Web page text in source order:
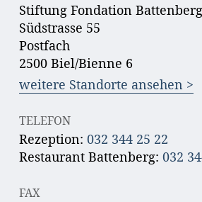
Stiftung Fondation Battenberg
Südstrasse 55
Postfach
2500 Biel/Bienne 6
weitere Standorte ansehen >
TELEFON
Rezeption: 032 344 25 22
Restaurant Battenberg: 032
FAX